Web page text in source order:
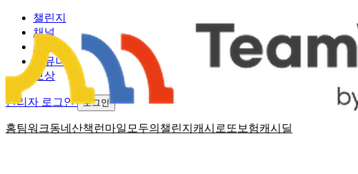
홈팀워크동네산책 런마일 모두의챌린지 캐시로또 보험캐시딜
챌린지
채널
소식
커뮤니티
보상
관리자 로그인 로그인